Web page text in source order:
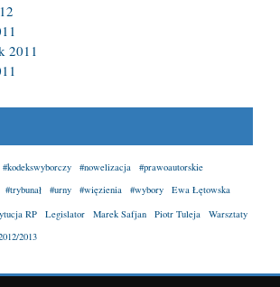
2011
#kodekswyborczy #nowelizacja
#prawoautorskie
#trybunał #urny #więzienia #wybory Ewa Łętowska
RP Legislator Marek Safjan Piotr Tuleja
Warsztaty
2013